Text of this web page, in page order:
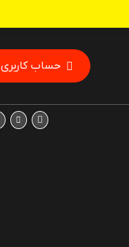
حساب کاربری